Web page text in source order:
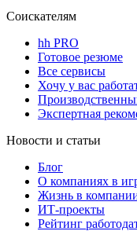
Соискателям
hh PRO
Готовое резюме
Все сервисы
Хочу у вас
Экспертная
Новости и статьи
Блог
О компаниях в
Жизнь в
ИТ-проекты
Рейтинг